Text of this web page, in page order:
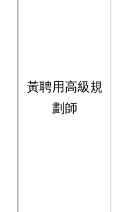
黃聘用高級規
劃師